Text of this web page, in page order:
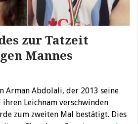
zur Tatzeit
Mannes
Arman Abdolali, der 2013 seine
Leichnam verschwinden
zum zweiten Mal bestätigt. Dies